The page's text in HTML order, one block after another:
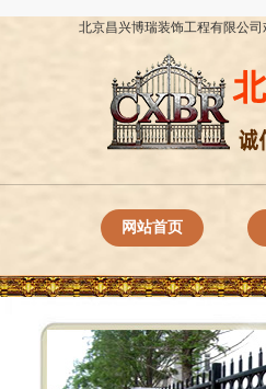
北京昌兴博瑞装饰工程有限公司
网站首页